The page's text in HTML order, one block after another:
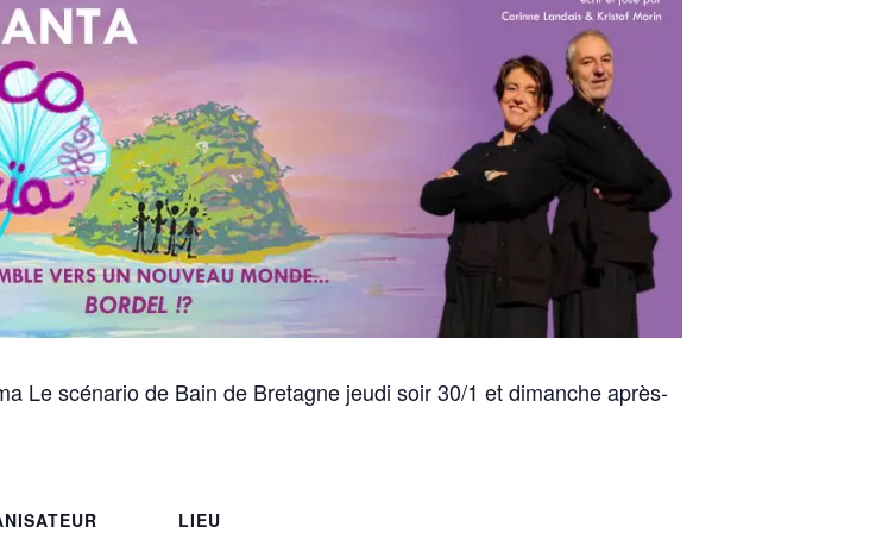
Le scénario de Bain de Bretagne jeudi soir 30/1 et dimanche après-
LIEU